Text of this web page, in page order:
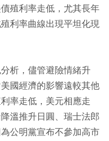
殖利率走低，尤其長年
利率曲線出現平坦化現
析，儘管避險情緒升
國經濟的影響遠較其他
率走低，美元相應走
溫推升日圓、瑞士法郎
公明黨宣布不參加高市